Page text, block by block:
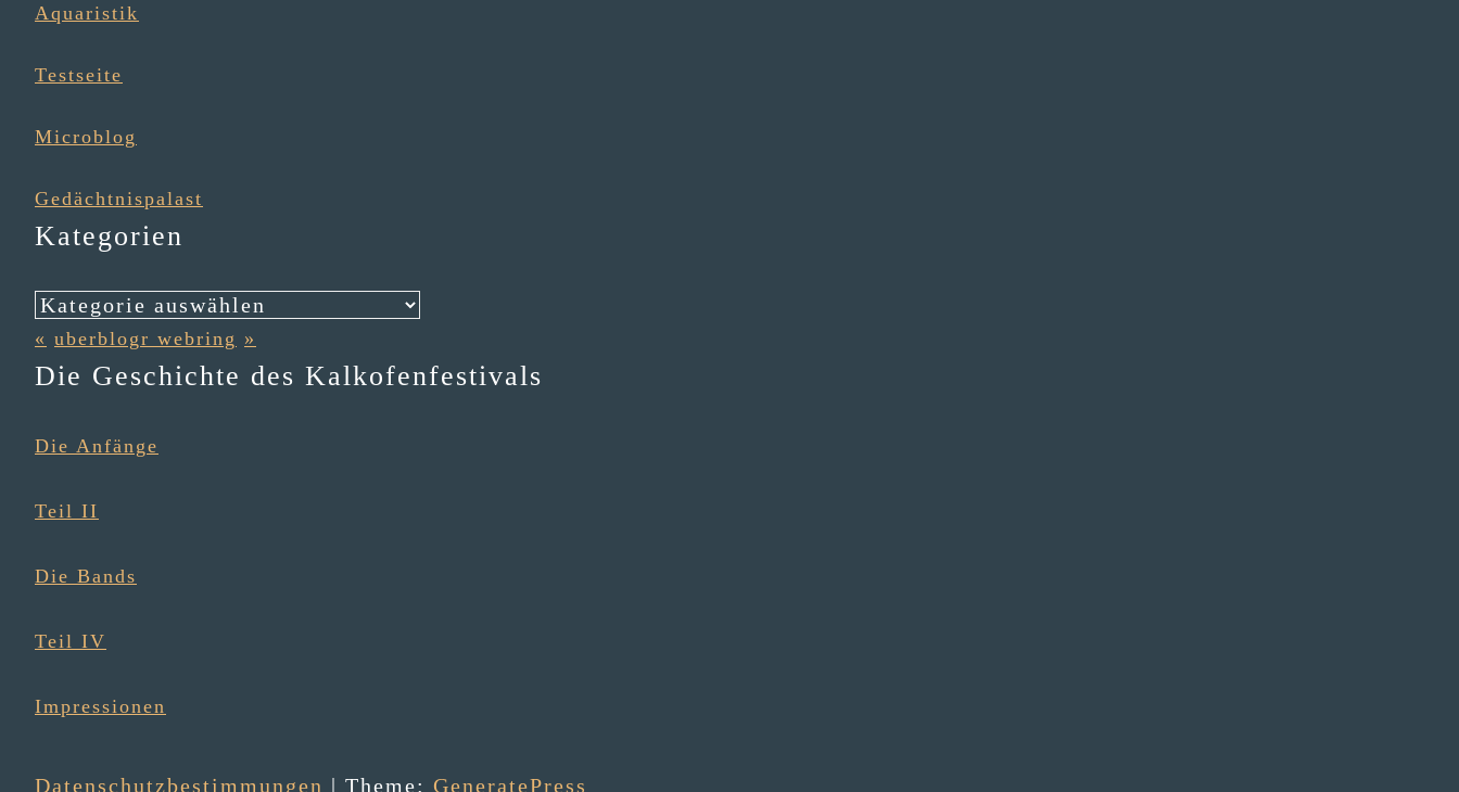
Aqua­ris­tik
Testseite
Micro­blog
Gedächt­nis­pa­last
Kategorien
Kategorien
« uberblogr webring »
Die Geschichte des Kalkofenfestivals
Die Anfänge
Teil II
Die Bands
Teil IV
Impressionen
Datenschutzbestimmungen | Theme: GeneratePress